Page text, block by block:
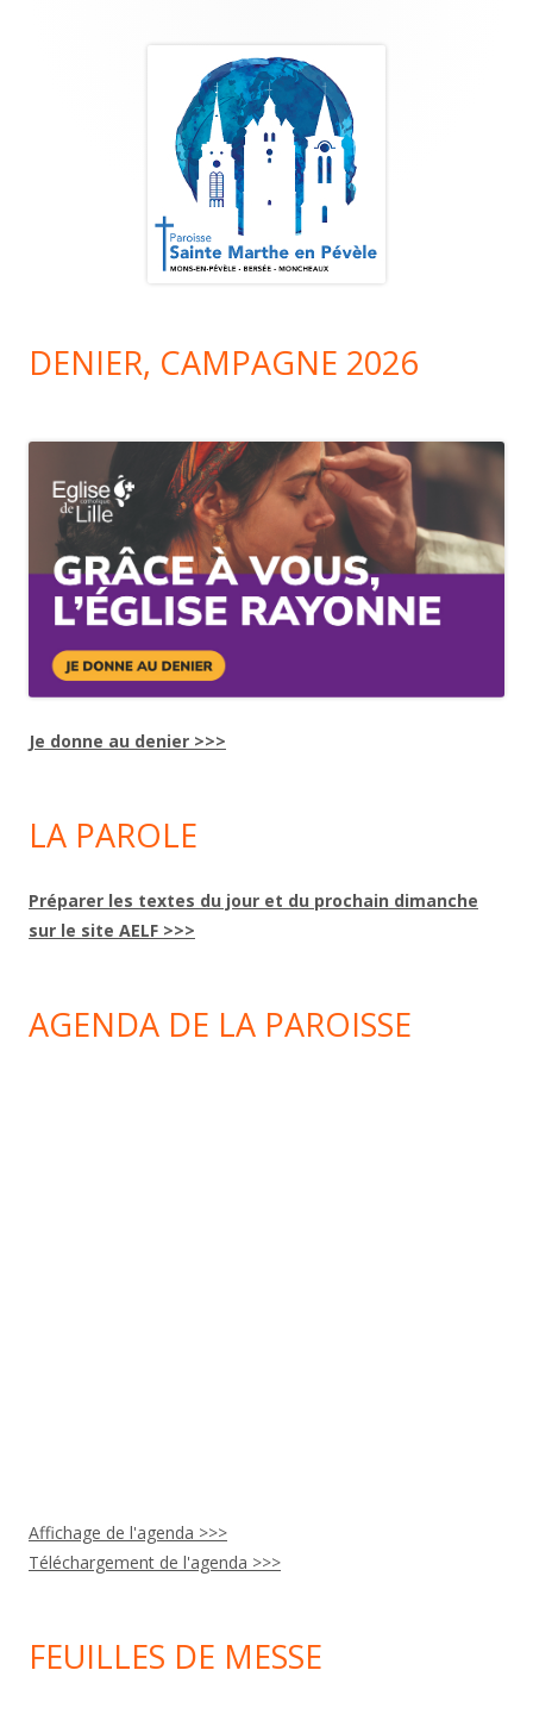
DENIER, CAMPAGNE 2026
Je donne au denier >>>
LA PAROLE
Préparer les textes du jour et du prochain dimanche
sur le site AELF >>>
AGENDA DE LA PAROISSE
Affichage de l'agenda >>>
Téléchargement de l'agenda >>>
FEUILLES DE MESSE